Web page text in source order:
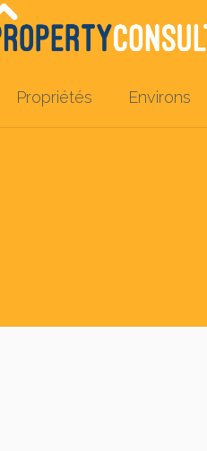
Propriétés Environs